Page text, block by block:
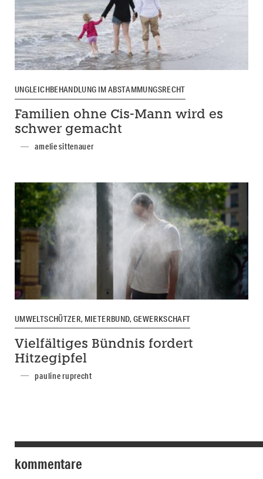
UNGLEICHBEHANDLUNG IM ABSTAMMUNGSRECHT
Familien ohne Cis-Mann wird es
schwer gemacht
amelie sittenauer
UMWELTSCHÜTZER, MIETERBUND, GEWERKSCHAFT
Vielfältiges Bündnis fordert
Hitzegipfel
pauline ruprecht
kommentare